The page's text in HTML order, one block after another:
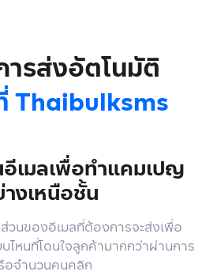
ารส่งอัตโนมัติ
Thaibulksms
เมลเพื่อทำแคมเปญ
งเหนือชั้น
นของอีเมลที่ต้องการจะส่งเพื่อ
ไหนที่โดนใจลูกค้ามากกว่าผ่านการ
อจำนวนคนคลิก